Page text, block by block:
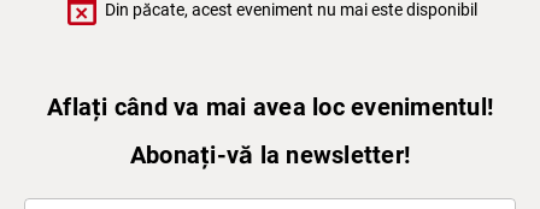
event_busy Din păcate, acest eveniment nu mai este disponibil
Aflați când va mai avea loc evenimentul!
Abonați-vă la newsletter!